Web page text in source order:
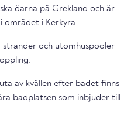
öarna på Grekland och är
området i Kerkyra.
stränder och utomhuspooler
av kvällen efter badet finns
badplatsen som inbjuder till